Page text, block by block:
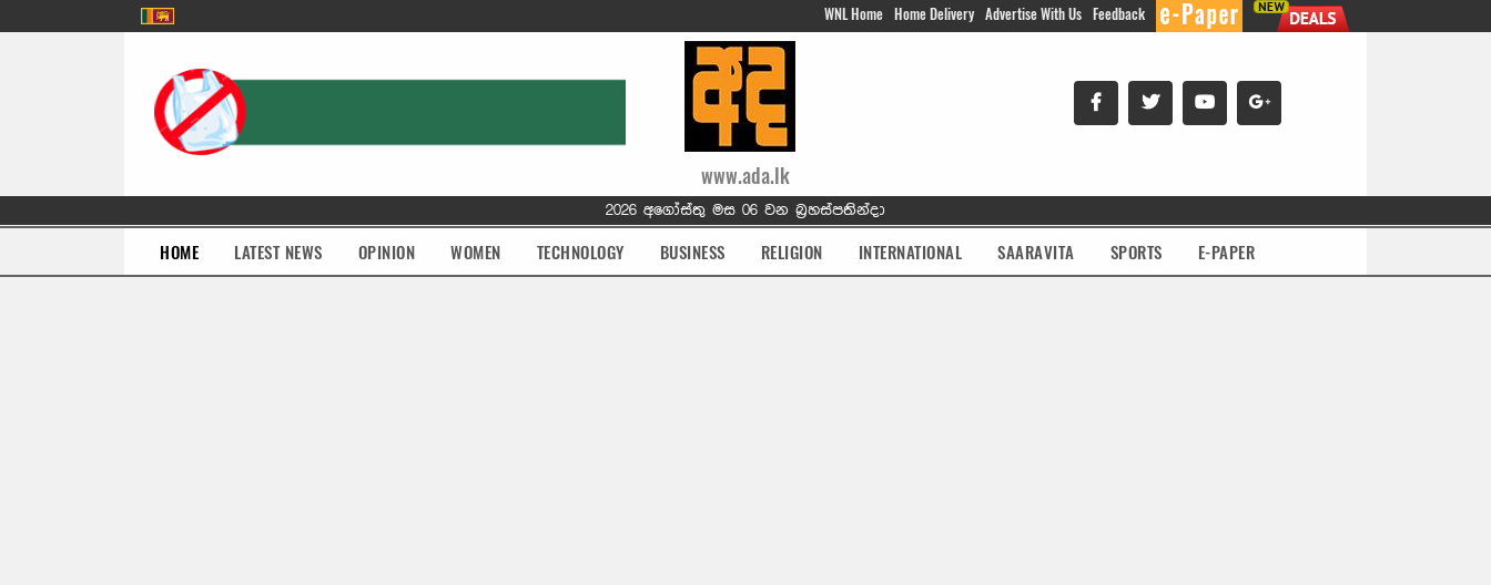
WNL Home Home Delivery Advertise With Us Feedback
www.ada.lk
2026 අගෝස්තු මස 06 වන බ්‍රහස්පතින්දා
HOME(current)LATEST NEWS OPINION WOMEN TECHNOLOGY BUSINESS RELIGION INTERNATIONAL SAARAVITA SPORTS E-PAPER